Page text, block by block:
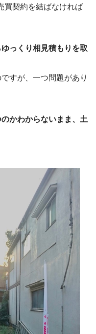
買契約を結ばなければ
っくり相見積もりを取
すが、一つ問題があり
かわからないまま、土